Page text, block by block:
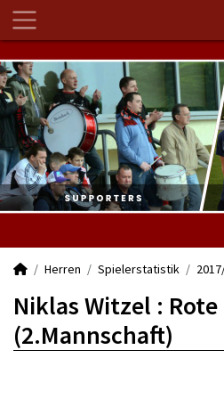
Herren Spielerstatistik
Niklas Witzel :
(2.Mannschaft)